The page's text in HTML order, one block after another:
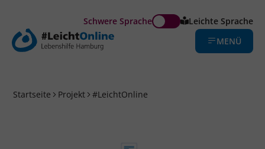
Schwere Sprache
Leichte Sprache
MENÜ
Startseite Projekt #LeichtOnline